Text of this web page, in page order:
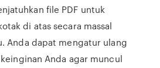
file PDF untuk
di atas secara massal
Anda dapat mengatur ulang
Anda agar muncul